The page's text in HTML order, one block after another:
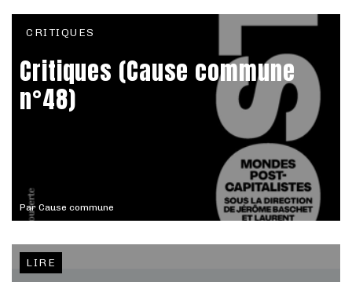
Par Cause commune
CRITIQUES
Critiques (Cause commune
n°48)
LIRE